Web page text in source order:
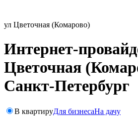
ул Цветочная (Комарово)
Интернет-
Цветочная
Санкт-Петербург
В квартируДля бизнесаНа дачу